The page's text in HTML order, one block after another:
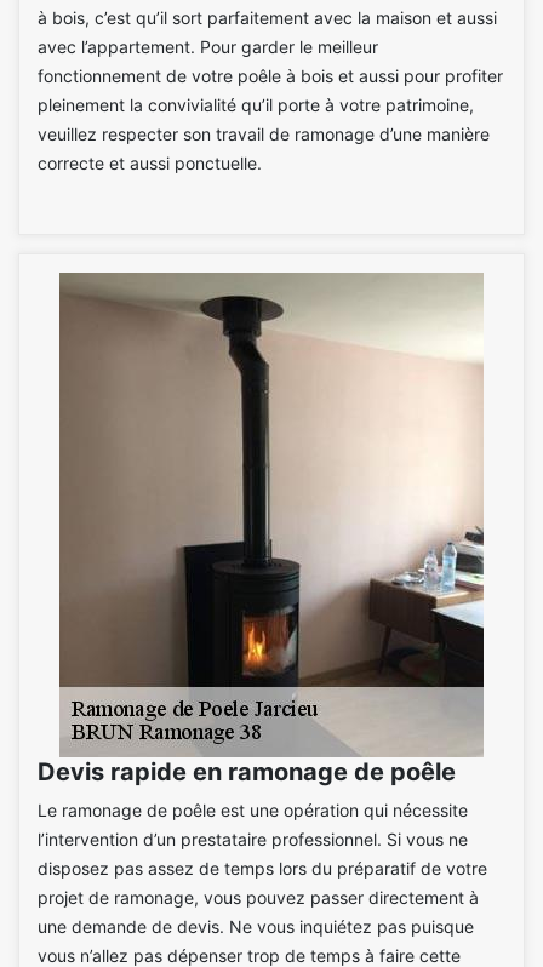
à bois, c’est qu’il sort parfaitement avec la maison et aussi
avec l’appartement. Pour garder le meilleur
fonctionnement de votre poêle à bois et aussi pour profiter
pleinement la convivialité qu’il porte à votre patrimoine,
veuillez respecter son travail de ramonage d’une manière
correcte et aussi ponctuelle.
Devis rapide en ramonage de poêle
Le ramonage de poêle est une opération qui nécessite
l’intervention d’un prestataire professionnel. Si vous ne
disposez pas assez de temps lors du préparatif de votre
projet de ramonage, vous pouvez passer directement à
une demande de devis. Ne vous inquiétez pas puisque
vous n’allez pas dépenser trop de temps à faire cette